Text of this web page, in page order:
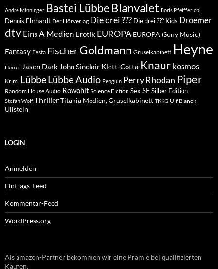
André Minninger Bastei Lübbe Blanvalet Boris Pfeiffer cbj
Dennis Ehrhardt Der Hörverlag Die drei ??? Die drei ??? Kids Droemer
dtvEins A Medien Erotik EUROPA EUROPA (Sony Music)
Fantasy Festa FischerGoldmann Gruselkabinett Heyne
Horror Jason Dark John Sinclair Klett-Cotta Knaur kosmos
Krimi LübbeLübbe Audio Penguin Perry Rhodan Piper
Random House Audio Rowohlt Science Fiction Sex SFSilber Edition
Stefan Wolf ThrillerTitania Medien, Gruselkabinett TKKG Ulf Blanck
Ullstein
LOGIN
Anmelden
Eintrags-Feed
Kommentar-Feed
WordPress.org
Als amazon-Partner bekommen wir eine Prämie bei qualifizierten
Käufen.